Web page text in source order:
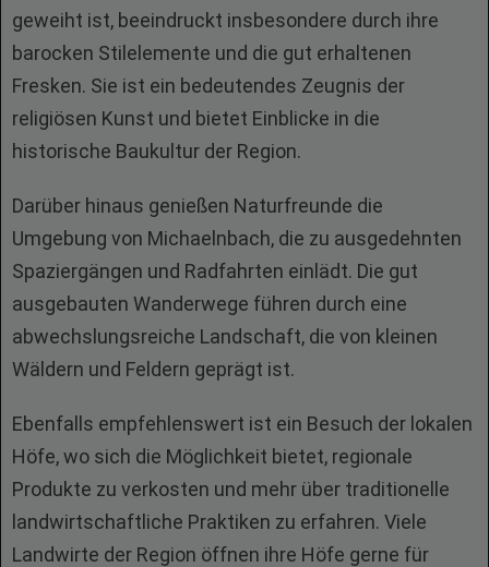
geweiht ist, beeindruckt insbesondere durch ihre
barocken Stilelemente und die gut erhaltenen
Fresken. Sie ist ein bedeutendes Zeugnis der
religiösen Kunst und bietet Einblicke in die
historische Baukultur der Region.
Darüber hinaus genießen Naturfreunde die
Umgebung von Michaelnbach, die zu ausgedehnten
Spaziergängen und Radfahrten einlädt. Die gut
ausgebauten Wanderwege führen durch eine
abwechslungsreiche Landschaft, die von kleinen
Wäldern und Feldern geprägt ist.
Ebenfalls empfehlenswert ist ein Besuch der lokalen
Höfe, wo sich die Möglichkeit bietet, regionale
Produkte zu verkosten und mehr über traditionelle
landwirtschaftliche Praktiken zu erfahren. Viele
Landwirte der Region öffnen ihre Höfe gerne für